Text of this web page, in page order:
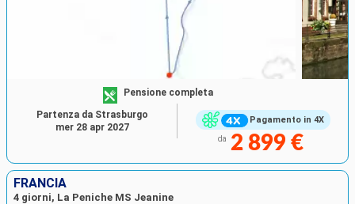
Pagamento in 4X
Pensione completa
da 2 899 €
Partenza da Strasburgo
mer 28 apr 2027
FRANCIA
4 giorni, La Peniche MS Jeanine